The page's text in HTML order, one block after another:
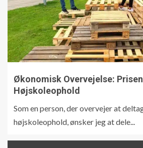
Økonomisk Overvejelse:
Højskoleophold
Som en person, der overvejer at
højskoleophold, ønsker jeg at dele...